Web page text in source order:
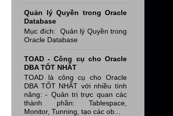
Quản lý Quyền trong Oracle
Database
Mục đích: Quản lý Quyền trong
Oracle Database
TOAD - Công cụ cho Oracle
DBA TỐT NHẤT
TOAD là công cụ cho Oracle
DBA TỐT NHẤT với nhiều tính
năng: - Quản trị trực quan các
thành phần: Tablespace,
Monitor, Tunning, tạo các ob...